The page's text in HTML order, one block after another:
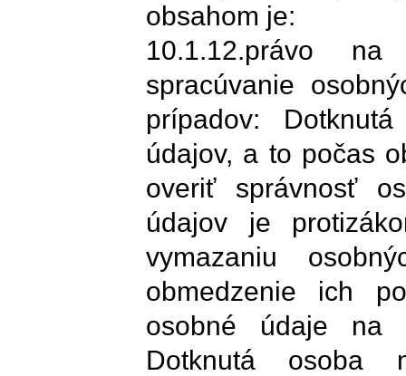
obsahom je:
10.1.12.právo
spracúvanie
prípadov:
údajov, a to počas
overiť správnosť
údajov je
vymazaniu
obmedzenie ich
osobné údaje na
Dotknutá osoba